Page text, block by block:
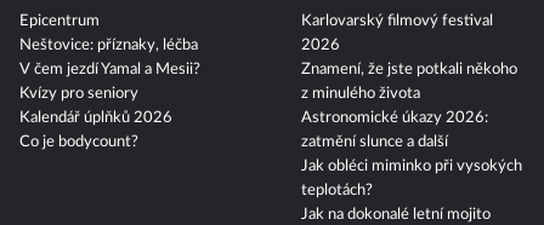
Epicentrum
Neštovice: příznaky, léčba
V čem jezdí Yamal a Mesii?
Kvízy pro seniory
Kalendář úplňků 2026
Co je bodycount?
Karlovarský filmový festival
2026
Znamení, že jste potkali někoho
z minulého života
Astronomické úkazy 2026:
zatmění slunce a další
Jak obléci miminko při vysokých
teplotách?
Jak na dokonalé letní mojito